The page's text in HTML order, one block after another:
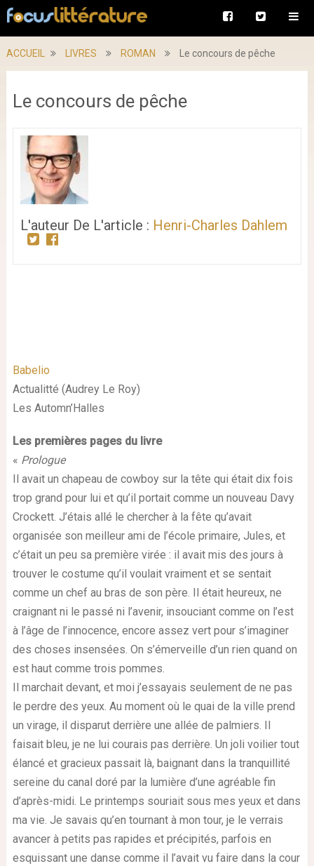
ACCUEIL LIVRES ROMAN Le concours de pêche
Le concours de pêche
L'auteur De L'article : Henri-Charles Dahlem
Babelio
Actualitté (Audrey Le Roy)
Les Automn’Halles
Les premières pages du livre
« Prologue
Il avait un chapeau de cowboy sur la tête qui était dix fois
trop grand pour lui et qu’il portait comme un nouveau Davy
Crockett. J’étais allé le chercher à la fête qu’avait
organisée son meilleur ami de l’école primaire, Jules, et
c’était un peu sa première virée : il avait mis des jours à
trouver le costume qu’il voulait vraiment et se sentait
comme un chef au bras de son père. Il était heureux, ne
craignant ni le passé ni l’avenir, insouciant comme on l’est
à l’âge de l’innocence, encore assez vert pour s’imaginer
des choses insensées. On s’émerveille d’un rien quand on
est haut comme trois pommes.
Il marchait devant, et moi j’essayais seulement de ne pas
le perdre des yeux. Au moment où le quai de la ville prend
un virage, il disparut derrière une allée de palmiers. Il
faisait bleu, je ne lui courais pas derrière. Un joli voilier tout
élancé et gracieux passait là, baignant dans la tranquillité
sereine du canal doré par la lumière d’une agréable fin
d’après-midi. Le printemps souriait sous mes yeux et dans
ma vie. Je savais qu’en tournant à mon tour, je le verrais
avancer à petits pas rapides et précipités, parfois en
esquissant une danse comme il l’avait vu faire dans la cour